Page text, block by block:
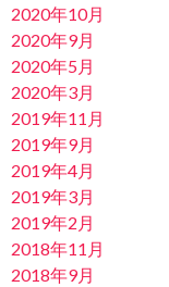
2020年10月
2020年9月
2020年5月
2020年3月
2019年11月
2019年9月
2019年4月
2019年3月
2019年2月
2018年11月
2018年9月